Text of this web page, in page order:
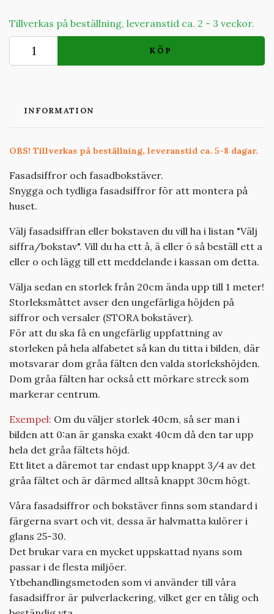
Tillverkas på beställning, leveranstid ca. 2 - 3 veckor.
KÖP
INFORMATION
OBS! Tillverkas på beställning, leveranstid ca. 5-8 dagar.
Fasadsiffror och fasadbokstäver.
Snygga och tydliga fasadsiffror för att montera på
huset.
Välj fasadsiffran eller bokstaven du vill ha i listan "Välj
siffra/bokstav". Vill du ha ett å, ä eller ö så beställ ett a
eller o och lägg till ett meddelande i kassan om detta.
Välja sedan en storlek från 20cm ända upp till 1 meter!
Storleksmåttet avser den ungefärliga höjden på
siffror och versaler (STORA bokstäver).
För att du ska få en ungefärlig uppfattning av
storleken på hela alfabetet så kan du titta i bilden, där
motsvarar dom gråa fälten den valda storlekshöjden.
Dom gråa fälten har också ett mörkare streck som
markerar centrum.
Exempel: Om du väljer storlek 40cm, så ser man i
bilden att 0:an är ganska exakt 40cm då den tar upp
hela det gråa fältets höjd.
Ett litet a däremot tar endast upp knappt 3/4 av det
gråa fältet och är därmed alltså knappt 30cm högt.
Våra fasadsiffror och bokstäver finns som standard i
färgerna svart och vit, dessa är halvmatta kulörer i
glans 25-30.
Det brukar vara en mycket uppskattad nyans som
passar i de flesta miljöer.
Ytbehandlingsmetoden som vi använder till våra
fasadsiffror är pulverlackering, vilket ger en tålig och